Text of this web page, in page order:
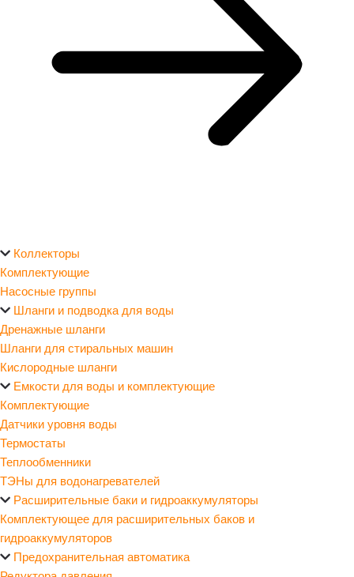
Коллекторы
Комплектующие
Насосные группы
Шланги и подводка для воды
Дренажные шланги
Шланги для стиральных машин
Кислородные шланги
Емкости для воды и комплектующие
Комплектующие
Датчики уровня воды
Термостаты
Теплообменники
ТЭНы для водонагревателей
Расширительные баки и гидроаккумуляторы
Комплектующее для расширительных баков и
гидроаккумуляторов
Предохранительная автоматика